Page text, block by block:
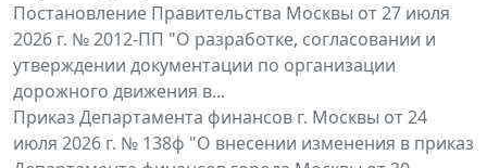
Постановление Правительства Москвы от 27 июля
2026 г. № 2012-ПП "О разработке, согласовании и
утверждении документации по организации
дорожного движения в...
Приказ Департамента финансов г. Москвы от 24
июля 2026 г. № 138ф "О внесении изменения в приказ